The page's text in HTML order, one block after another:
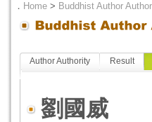
． Home > Buddhist Author
Author Authority Result
劉國威